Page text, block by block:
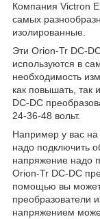
Компания Victron
самых
изолированные.
Эти Orion-Tr DC-
используются в
необходимость
как повышать, так
DC-DC
24-36-48 вольт.
Например у вас
надо подключить
напряжение надо
Orion-Tr DC-DC
помощью вы
преобразователи
напряжением